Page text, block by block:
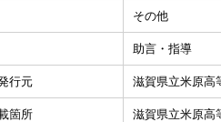
その他
助言・指導
行元 滋賀県立米原高
箇所 滋賀県立米原高